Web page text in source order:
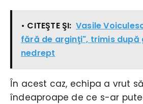
• CITEŞTE ŞI: Vasile
fără de arginţi", trimis după
nedrept
În acest caz, echipa a vrut
îndeaproape de ce s-ar